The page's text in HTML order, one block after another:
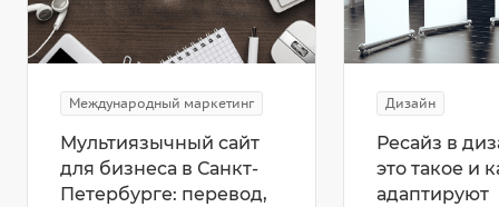
Международный маркетинг
Мультиязычный сайт
для бизнеса в Санкт-
Петербурге: перевод,
Дизайн
Ресайз в
это такое и
адаптируют